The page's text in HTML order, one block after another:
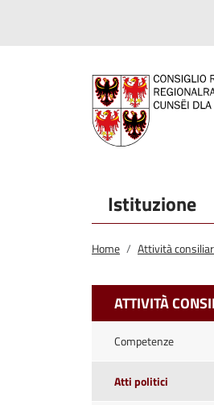
Istituzione
Home Attività
ATTIVITÀ
Competenze
Atti politici